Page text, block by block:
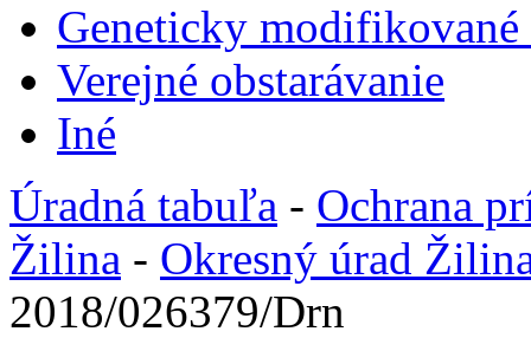
Geneticky
Verejné obstarávanie
Iné
Úradná tabuľa - Ochrana
Žilina - Okresný úrad
2018/026379/Drn